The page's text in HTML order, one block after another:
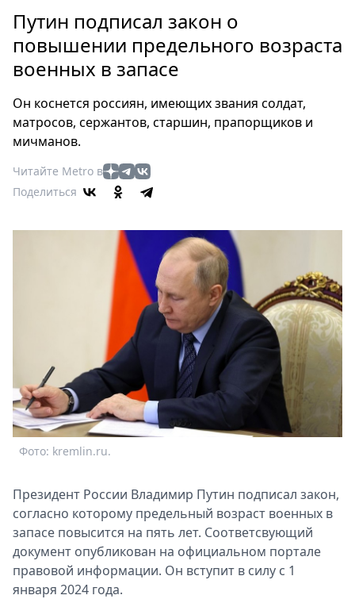
Россия
Мир
Здоровье
Туризм
Мода
Кино
Афиша
Выставки
Пресс-
релизы
Metro
Стримы
Спецпроекты
Звезды
Выборы
2026
Скачай
Путин подписал закон о
повышении предельного возраста
военных в запасе
Он коснется россиян, имеющих звания солдат,
матросов, сержантов, старшин, прапорщиков и
мичманов.
Читайте Metro в
Поделиться
Фото: kremlin.ru.
Президент России Владимир Путин подписал закон,
согласно которому предельный возраст военных в
запасе повысится на пять лет. Соответсвующий
документ опубликован на официальном портале
правовой информации. Он вступит в силу с 1
января 2024 года.